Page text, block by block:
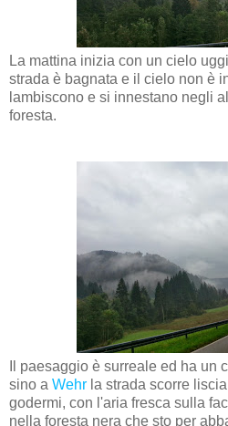
La mattina inizia con un cielo
strada è bagnata e il cielo non è
lambiscono e si innestano negli
foresta.
Il paesaggio è surreale ed ha un
sino a Wehr la strada scorre
godermi, con l'aria fresca sulla
nella foresta nera che sto per